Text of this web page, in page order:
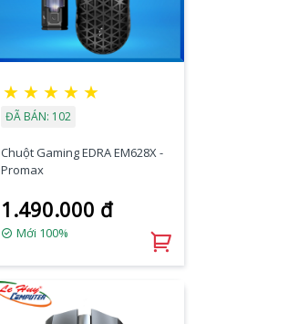
★ ★ ★ ★ ★
ĐÃ BÁN: 102
Chuột Gaming EDRA EM628X -
Promax
1.490.000 đ
Mới 100%